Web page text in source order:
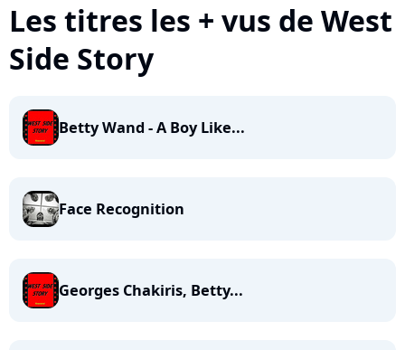
Les titres les + vus de West
Side Story
Betty Wand - A Boy Like...
Face Recognition
Georges Chakiris, Betty...